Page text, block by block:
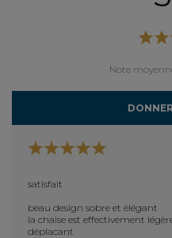
Note
satisfait
beau design sobre et élégant
la chaise est effectivement
déplacant